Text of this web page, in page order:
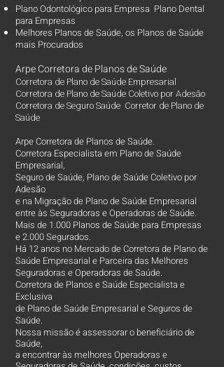
Plano Odontológico para Empresa Plano Dental
para Empresas
Melhores Planos de Saúde, os Planos de Saúde
mais Procurados​
Arpe Corretora de Planos de Saúde
Corretora de Plano de Saúde Empresarial
Corretora de Plano de Saúde Coletivo por Adesão
Corretora de Seguro Saúde Corretor de Plano de
Saúde
Arpe Corretora de Planos de Saúde.
Corretora Especialista em Plano de Saúde
Empresarial,
Seguro de Saúde, Plano de Saúde Coletivo por
Adesão
e na Migração de Plano de Saúde Empresarial
entre às Seguradoras e Operadoras de Saúde.
Mais de 1.000 Planos de Saúde para Empresas
e 2.000 Segurados.
Há 12 anos no Mercado de Corretora de Plano de
Saúde Empresarial e Parceira das Melhores
Seguradoras e Operadoras de Saúde.
Corretora de Planos e Saúde Especialista e
Exclusiva
de Plano de Saúde Empresarial e Seguros de
Saúde.
Nossa missão é assessorar o beneficiário de
Saúde,
a encontrar às melhores Operadoras e